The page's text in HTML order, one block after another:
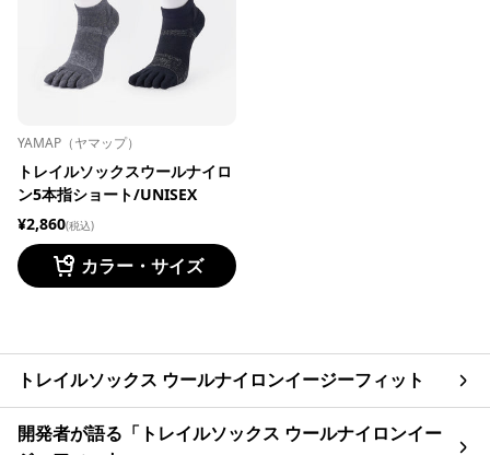
YAMAP（ヤマップ）
トレイルソックスウールナイロ
ン5本指ショート/UNISEX
¥2,860(税込)
カラー・サイズ
トレイルソックス ウールナイロンイージーフィット
開発者が語る「トレイルソックス ウールナイロンイー